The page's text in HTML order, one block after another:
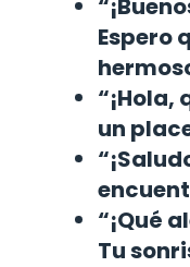
Espero
“¡Hola,
un
“¡Qué
Tu